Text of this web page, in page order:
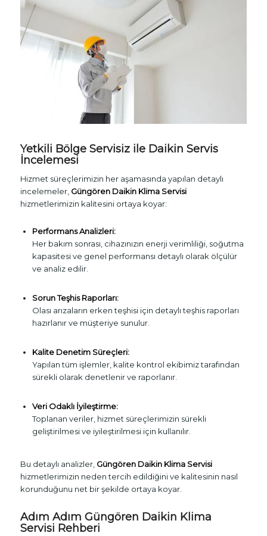
Yetkili Bölge Servisiz ile Daikin Servis
İncelemesi
Hizmet süreçlerimizin her aşamasında yapılan detaylı
incelemeler, Güngören Daikin Klima Servisi
hizmetlerimizin kalitesini ortaya koyar:
Performans Analizleri:
Her bakım sonrası, cihazınızın enerji verimliliği, soğutma
kapasitesi ve genel performansı detaylı olarak ölçülür
ve analiz edilir.
Sorun Teşhis Raporları:
Olası arızaların erken teşhisi için detaylı teşhis raporları
hazırlanır ve müşteriye sunulur.
Kalite Denetim Süreçleri:
Yapılan tüm işlemler, kalite kontrol ekibimiz tarafından
sürekli olarak denetlenir ve raporlanır.
Veri Odaklı İyileştirme:
Toplanan veriler, hizmet süreçlerimizin sürekli
geliştirilmesi ve iyileştirilmesi için kullanılır.
Bu detaylı analizler, Güngören Daikin Klima Servisi
hizmetlerimizin neden tercih edildiğini ve kalitesinin nasıl
korunduğunu net bir şekilde ortaya koyar.
Adım Adım Güngören Daikin Klima
Servisi Rehberi